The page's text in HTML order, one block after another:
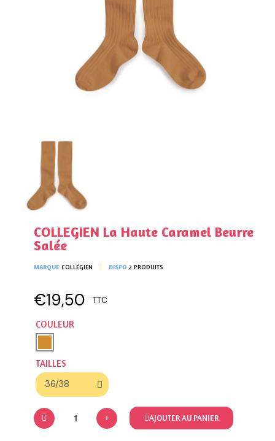
COLLEGIEN La Haute Caramel Beurre
Salée
MARQUE COLLÉGIEN DISPO 2 PRODUITS
€19,50 TTC
COULEUR
TAILLES
AJOUTER AU PANIER